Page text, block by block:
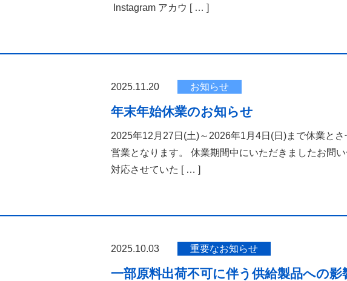
Instagram アカウ [ … ]
2025.11.20 お知らせ
年末年始休業のお知らせ
2025年12月27日(土)～2026年1月4日(日)まで休業と
営業となります。 休業期間中にいただきましたお問
対応させていた [ … ]
2025.10.03 重要なお知らせ
一部原料出荷不可に伴う供給製品への